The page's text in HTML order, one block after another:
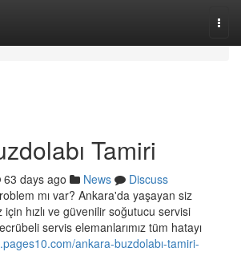
Tamiri
63 days ago News
Discuss
mı var? Ankara'da yaşayan siz
hızlı ve güvenilir soğutucu servisi
servis elemanlarımız tüm hatayı
ankara-buzdolabı-tamiri-